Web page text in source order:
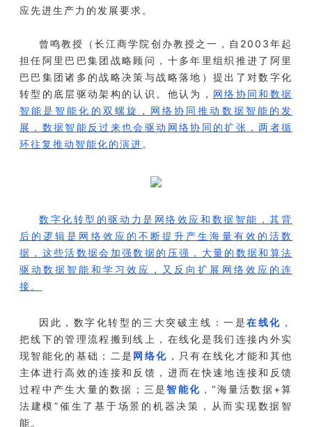
应先进生产力的发展要求。
曾鸣教授（长江商学院创办教授之一，自2003年起
担任阿里巴巴集团战略顾问，十多年里组织推进了阿里
巴巴集团诸多的战略决策与战略落地）提出了对数字化
转型的底层驱动架构的认识。他认为， 网络协同和数据
智能是智能化的双螺旋，网络协同推动数据智能的发
展，数据智能反过来也会驱动网络协同的扩张，两者循
环往复推动智能化的演进 。
数字化转型的驱动力是网络效应和数据智能，其背
后的逻辑是网络效应的不断提升产生海量有效的活数
据，这些活数据会加强数据的压强，大量的数据和算法
驱动数据智能和学习效应，又反向扩展网络效应的连
接。
因此，数字化转型的三大突破主线：一是在线化 ，
把线下的管理流程搬到线上，在线化是我们连接内外实
现智能化的基础；二是 网络化 ，只有在线化才能和其他
主体进行高效的连接和反馈，进而在快速地连接和反馈
过程中产生大量的数据；三是智能化 ，“海量活数据+算
法建模”催生了基于场景的机器决策，从而实现数据智
能。